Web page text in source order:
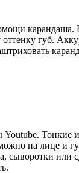
карандаша.
губ.
Тонкие
на лице и
сыворотки или